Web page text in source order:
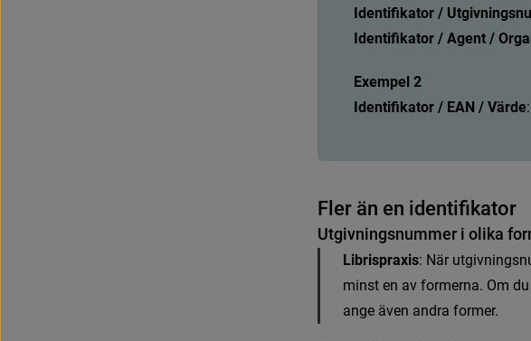
Identifikator /
Identifikator / Agent /
Exempel 2
Identifikator / EAN / Värde:
F er än en identif kator
Utgivningsnummer i o ika for
Librispraxis: När utgivningsn
minst en av formerna. Om du
ange även andra former.